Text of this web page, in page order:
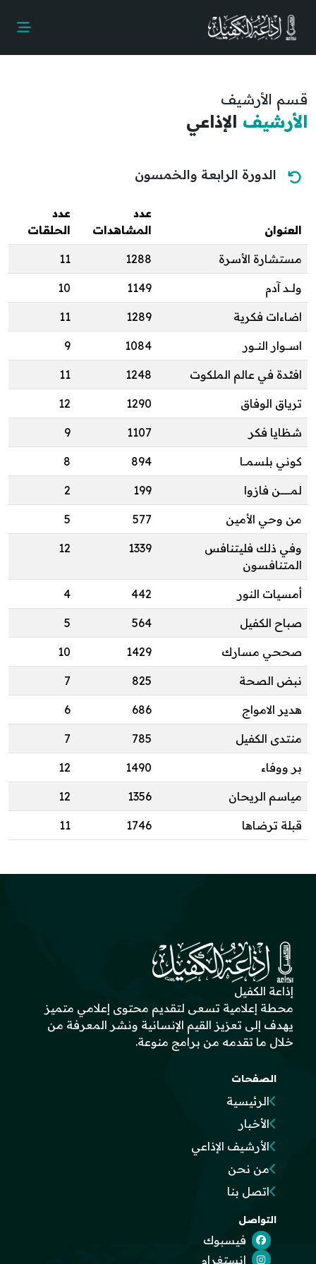
قسم الأرشيف
الأرشيف الإذاعي
الدورة الرابعة والخمسون
العنوان
عدد
المشاهدات
عدد
الحلقات
مستشارة الأسرة 1288
11
ولــد آدم 1149
10
اضاءات فكرية 1289
11
اســوار النــور 1084
9
افئدة في عالم الملكوت 1248
11
ترياق الوفاق 1290
12
شظايا فكر 1107
9
كوني بلسمــا 894
8
لمـــــــن فازوا 199
2
من وحي الأمين 577
5
وفي ذلك فليتنافس
المتنافسون
1339
12
أمسيات النور 442
4
صباح الكفيل 564
5
صححي مسارك 1429
10
نبض الصحة 825
7
هدير الامواج 686
6
منتدى الكفيل 785
7
بر ووفاء 1490
12
مياسم الريحان 1356
12
قبلة ترضاها 1746
11
إذاعة الكفيل
محطة إعلامية تسعى لتقديم محتوى إعلامي متميز
يهدف إلى تعزيز القيم الإنسانية ونشر المعرفة من
خلال ما تقدمه من برامج منوعة.
الصفحات
الرئيسية
الأخبار
الأرشيف الإذاعي
من نحن
اتصل بنا
التواصل
فيسبوك
انستغرام